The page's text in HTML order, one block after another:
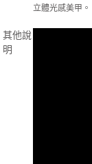
立體光感美甲。
其他說
明